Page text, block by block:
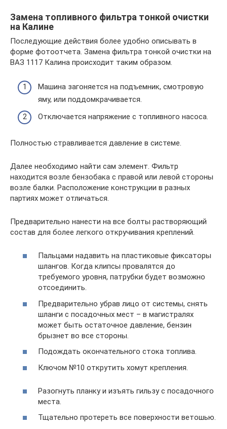
Замена топливного фильтра тонкой очистки
на Калине
Последующие действия более удобно описывать в
форме фотоотчета. Замена фильтра тонкой очистки на
ВАЗ 1117 Калина происходит таким образом.
Машина загоняется на подъемник, смотровую
яму, или поддомкрачивается.
Отключается напряжение с топливного насоса.
Полностью стравливается давление в системе.
Далее необходимо найти сам элемент. Фильтр
находится возле бензобака с правой или левой стороны
возле балки. Расположение конструкции в разных
партиях может отличаться.
Предварительно нанести на все болты растворяющий
состав для более легкого откручивания креплений.
Пальцами надавить на пластиковые фиксаторы
шлангов. Когда клипсы провалятся до
требуемого уровня, патрубки будет возможно
отсоединить.
Предварительно убрав лицо от системы, снять
шланги с посадочных мест – в магистралях
может быть остаточное давление, бензин
брызнет во все стороны.
Подождать окончательного стока топлива.
Ключом №10 открутить хомут крепления.
Разогнуть планку и изъять гильзу с посадочного
места.
Тщательно протереть все поверхности ветошью.